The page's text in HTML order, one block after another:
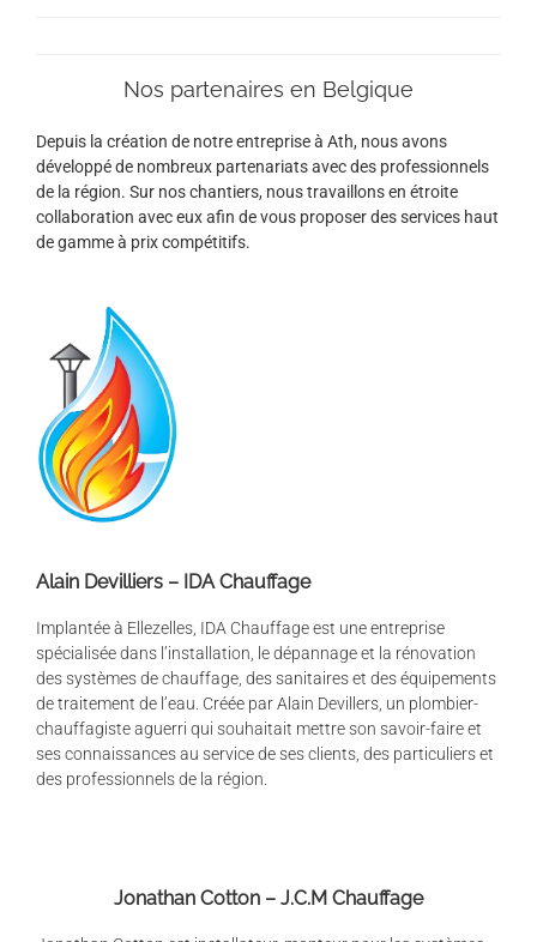
Nos partenaires en Belgique
Depuis la création de notre entreprise à Ath, nous avons
développé de nombreux partenariats avec des professionnels
de la région. Sur nos chantiers, nous travaillons en étroite
collaboration avec eux afin de vous proposer des services haut
de gamme à prix compétitifs.
Alain Devilliers – IDA Chauffage
Implantée à Ellezelles, IDA Chauffage est une entreprise
spécialisée dans l’installation, le dépannage et la rénovation
des systèmes de chauffage, des sanitaires et des équipements
de traitement de l’eau. Créée par Alain Devillers, un plombier-
chauffagiste aguerri qui souhaitait mettre son savoir-faire et
ses connaissances au service de ses clients, des particuliers et
des professionnels de la région.
Jonathan Cotton – J.C.M Chauffage